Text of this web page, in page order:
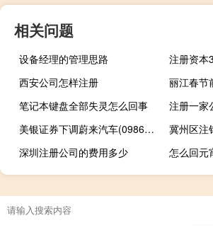
相关问题
设备经理的管理思路
西安公司怎样注册
丽江春节
笔记本键盘全部失灵怎么回事
注册一家
美银证券下调蔚来汽车(09866.HK)目标价至116港元评级买入
冀州区注
深圳注册公司的费用多少
怎么回元